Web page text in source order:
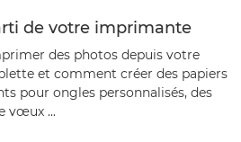
de votre imprimante
des photos depuis votre
et comment créer des papiers
pour ongles personnalisés, des
vœux ...